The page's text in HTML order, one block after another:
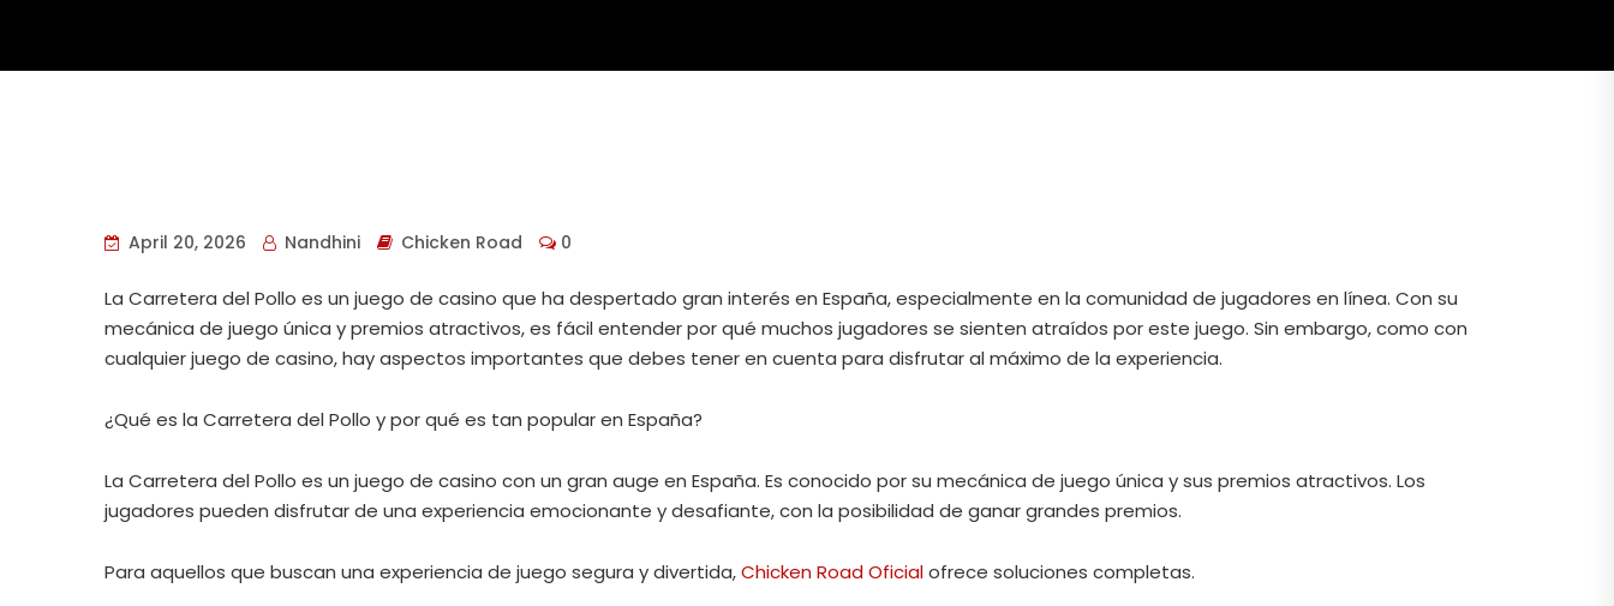
April 20, 2026 Nandhini Chicken Road 0
La Carretera del Pollo es un juego de casino que ha despertado gran interés en España, especialmente en la comunidad de jugadores en línea. Con su
mecánica de juego única y premios atractivos, es fácil entender por qué muchos jugadores se sienten atraídos por este juego. Sin embargo, como con
cualquier juego de casino, hay aspectos importantes que debes tener en cuenta para disfrutar al máximo de la experiencia.
¿Qué es la Carretera del Pollo y por qué es tan popular en España?
La Carretera del Pollo es un juego de casino con un gran auge en España. Es conocido por su mecánica de juego única y sus premios atractivos. Los
jugadores pueden disfrutar de una experiencia emocionante y desafiante, con la posibilidad de ganar grandes premios.
Para aquellos que buscan una experiencia de juego segura y divertida,Chicken Road Oficialofrece soluciones completas.